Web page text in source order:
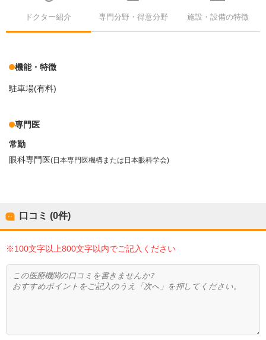
ドクター紹介 専門分野・得意分野 施設・設備の特徴
機能・特徴
駐車場(有料)
専門医
常勤
眼科専門医(日本専門医機構または日本眼科学会)
口コミ (0件)
※100文字以上800文字以内でご記入ください